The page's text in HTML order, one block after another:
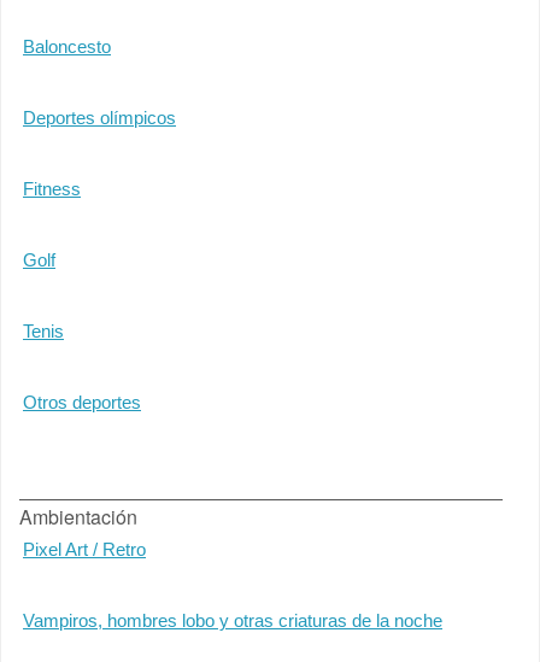
Baloncesto
Deportes olímpicos
Fitness
Golf
Tenis
Otros deportes
Ambientación
Pixel Art / Retro
Vampiros, hombres lobo y otras criaturas de la noche